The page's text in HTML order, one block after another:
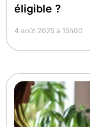
éligible ?
4 août 2025 à 15h00